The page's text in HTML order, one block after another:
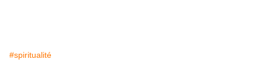
#spiritualité